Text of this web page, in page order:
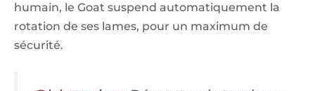
humain, le Goat suspend automatiquement la
rotation de ses lames, pour un maximum de
sécurité.